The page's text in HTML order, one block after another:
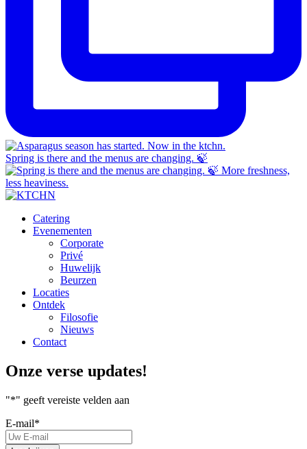
Spring is there and the menus are changing. 🍃
Catering
Evenementen
Corporate
Privé
Huwelijk
Beurzen
Locaties
Ontdek
Filosofie
Nieuws
Contact
Onze verse updates!
"*" geeft vereiste velden aan
E-mail*